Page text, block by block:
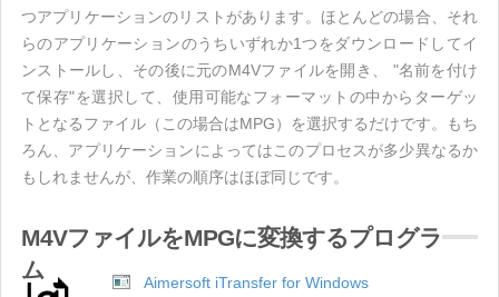
つアプリケーションのリストがあります。ほとんどの場合、それ
らのアプリケーションのうちいずれか1つをダウンロードしてイ
ンストールし、その後に元のM4Vファイルを開き、 "名前を付け
て保存"を選択して、使用可能なフォーマットの中からターゲッ
トとなるファイル（この場合はMPG）を選択するだけです。もち
ろん、アプリケーションによってはこのプロセスが多少異なるか
もしれませんが、作業の順序はほぼ同じです。
M4VファイルをMPGに変換するプログラ
ム
Aimersoft iTransfer for Windows